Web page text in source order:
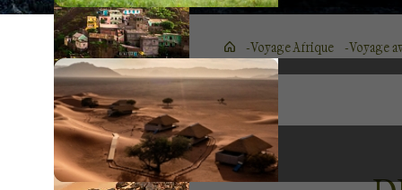
Voyage Afrique Voyage